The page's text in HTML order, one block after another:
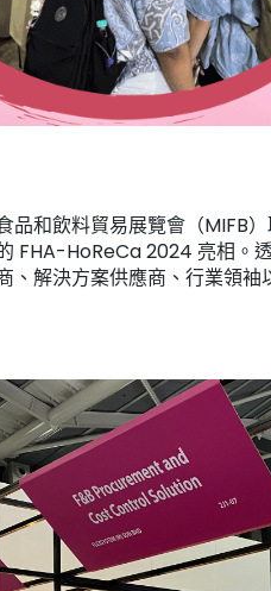
品和飲料貿易展覽會（MIFB
FHA-HoReCa 2024 亮相。
、解決方案供應商、行業領